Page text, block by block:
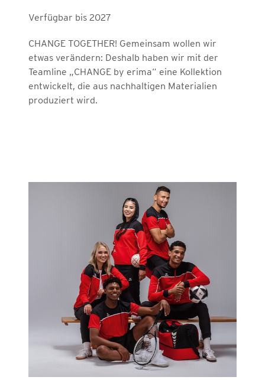
Verfügbar bis 2027
CHANGE TOGETHER! Gemeinsam wollen wir
etwas verändern: Deshalb haben wir mit der
Teamline „CHANGE by erima“ eine Kollektion
entwickelt, die aus nachhaltigen Materialien
produziert wird.